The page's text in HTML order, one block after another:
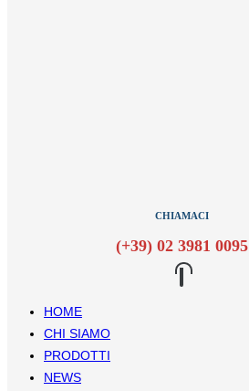
CHIAMACI
(+39) 02 3981 0095
HOME
CHI SIAMO
PRODOTTI
NEWS